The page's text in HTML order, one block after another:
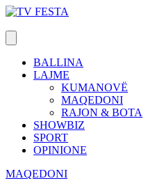
Skip
content
BALLINA
LAJME
KUMANOVË
MAQEDONI
RAJON & BOTA
SHOWBIZ
SPORT
OPINIONE
MAQEDONI